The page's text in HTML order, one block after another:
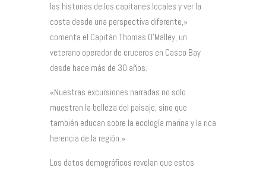
las historias de los capitanes locales y ver la
costa desde una perspectiva diferente,»
comenta el Capitán Thomas O’Malley, un
veterano operador de cruceros en Casco Bay
desde hace más de 30 años.
«Nuestras excursiones narradas no solo
muestran la belleza del paisaje, sino que
también educan sobre la ecología marina y la rica
herencia de la región.»
Los datos demográficos revelan que estos